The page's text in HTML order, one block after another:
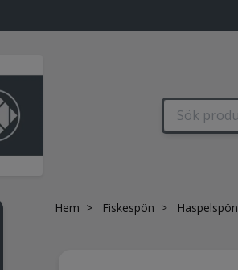
Hem Fiskespön Haspelspön